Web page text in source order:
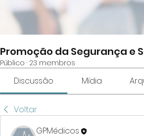
Promoção da Segurança e
Público · 23 membros
Discussão Mídia
Voltar
GPMédicos